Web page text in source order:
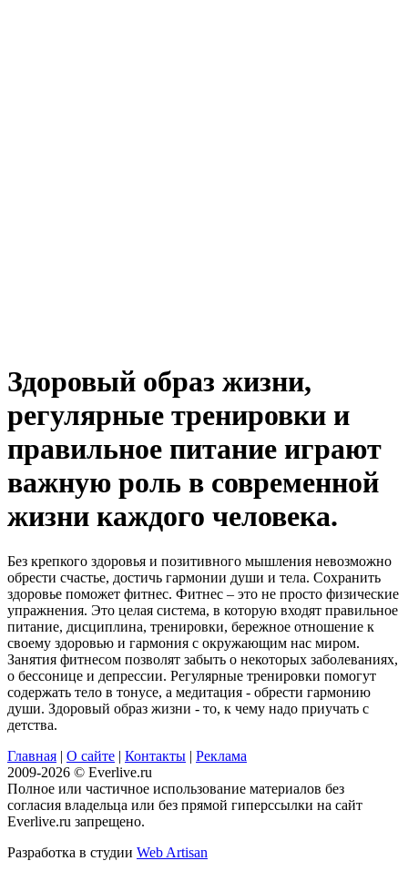
Здоровый образ жизни,
регулярные тренировки и
правильное питание играют
важную роль в современной
жизни каждого человека.
Без крепкого здоровья и позитивного мышления невозможно
обрести счастье, достичь гармонии души и тела. Сохранить
здоровье поможет фитнес. Фитнес – это не просто физические
упражнения. Это целая система, в которую входят правильное
питание, дисциплина, тренировки, бережное отношение к
своему здоровью и гармония с окружающим нас миром.
Занятия фитнесом позволят забыть о некоторых заболеваниях,
о бессонице и депрессии. Регулярные тренировки помогут
содержать тело в тонусе, а медитация - обрести гармонию
души. Здоровый образ жизни - то, к чему надо приучать с
детства.
Главная | О сайте | Контакты | Реклама
2009-2026 © Everlive.ru
Полное или частичное использование материалов без
согласия владельца или без прямой гиперссылки на сайт
Everlive.ru запрещено.
Разработка в студии Web Artisan